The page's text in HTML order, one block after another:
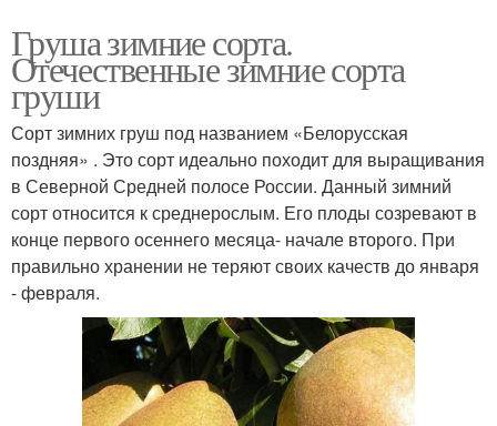
Груша зимние сорта.
Отечественные зимние сорта
груши
Сорт зимних груш под названием «Белорусская
поздняя» . Это сорт идеально походит для выращивания
в Северной Средней полосе России. Данный зимний
сорт относится к среднерослым. Его плоды созревают в
конце первого осеннего месяца- начале второго. При
правильно хранении не теряют своих качеств до января
- февраля.